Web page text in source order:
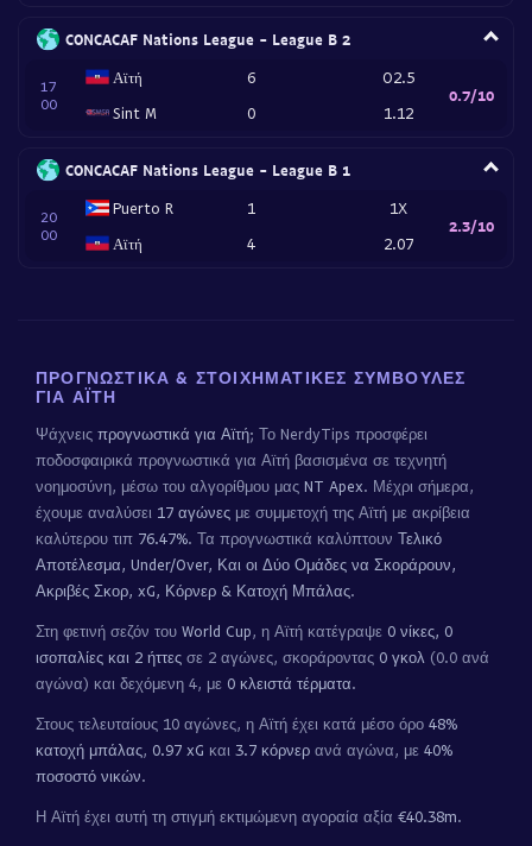
CONCACAF Nations League - League B 2
17
00
Αϊτή
Sint M
6
0
O2.5
1.12
0.7/10
CONCACAF Nations League - League B 1
20
00
Puerto R
Αϊτή
1
4
1X
2.07
2.3/10
ΠΡΟΓΝΩΣΤΙΚΆ & ΣΤΟΙΧΗΜΑΤΙΚΈΣ ΣΥΜΒΟΥΛΈΣ
ΓΙΑ ΑΪΤΉ
Ψάχνεις προγνωστικά για Αϊτή; Το NerdyTips προσφέρει
ποδοσφαιρικά προγνωστικά για Αϊτή βασισμένα σε τεχνητή
νοημοσύνη, μέσω του αλγορίθμου μας NT Apex. Μέχρι σήμερα,
έχουμε αναλύσει 17 αγώνες με συμμετοχή της Αϊτή με ακρίβεια
καλύτερου τιπ 76.47%. Τα προγνωστικά καλύπτουν Τελικό
Αποτέλεσμα, Under/Over, Και οι Δύο Ομάδες να Σκοράρουν,
Ακριβές Σκορ, xG, Κόρνερ & Κατοχή Μπάλας.
Στη φετινή σεζόν του World Cup, η Αϊτή κατέγραψε 0 νίκες, 0
ισοπαλίες και 2 ήττες σε 2 αγώνες, σκοράροντας 0 γκολ (0.0 ανά
αγώνα) και δεχόμενη 4, με 0 κλειστά τέρματα.
Στους τελευταίους 10 αγώνες, η Αϊτή έχει κατά μέσο όρο 48%
κατοχή μπάλας, 0.97 xG και 3.7 κόρνερ ανά αγώνα, με 40%
ποσοστό νικών.
Η Αϊτή έχει αυτή τη στιγμή εκτιμώμενη αγοραία αξία €40.38m.